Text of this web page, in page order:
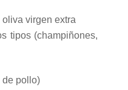
virgen extra
tipos (champiñones,
de pollo)